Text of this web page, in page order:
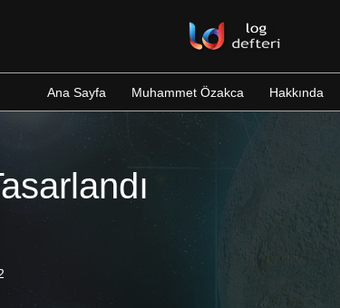
Ana Sayfa Muhammet Özakca Hakkında